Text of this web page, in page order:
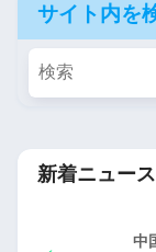
サイト内を
新着ニュース
中